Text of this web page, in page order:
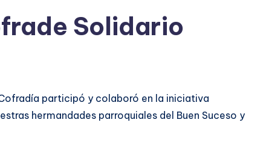
Solidario
participó y colaboró en la iniciativa
hermandades parroquiales del Buen Suceso y